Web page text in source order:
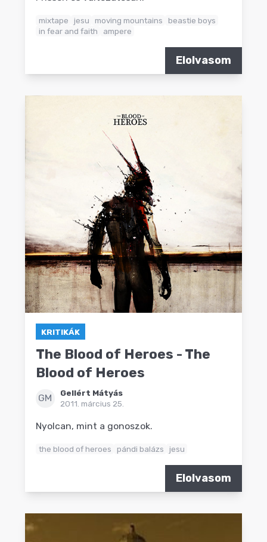
mixtape jesu moving mountains
beastie boys
in fear and faith
ampere
Elolvasom
KRITIKÁK
The Blood of Heroes - The
Blood of Heroes
GM
Gellért Mátyás
2011. március 25.
Nyolcan, mint a gonoszok.
the blood of heroes pándi balázs jesu
Elolvasom